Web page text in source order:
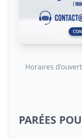
Horaires
PARÉES